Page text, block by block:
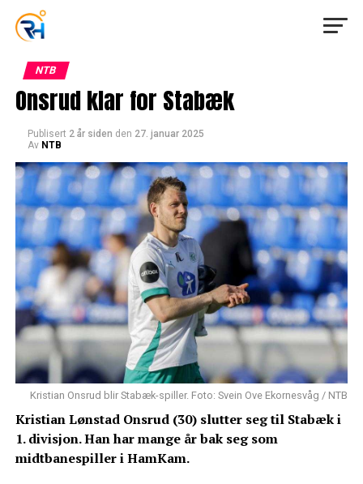
NTB
Onsrud klar for Stabæk
Publisert 2 år siden den 27. januar 2025
Av NTB
Kristian Onsrud blir Stabæk-spiller. Foto: Svein Ove Ekornesvåg / NTB
Kristian Lønstad Onsrud (30) slutter seg til Stabæk i
1. divisjon. Han har mange år bak seg som
midtbanespiller i HamKam.